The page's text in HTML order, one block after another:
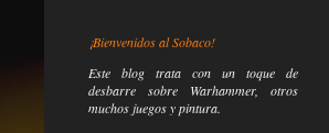
¡Bienvenidos al Sobaco!
Este blog trata con un toque de
desbarre sobre Warhammer, otros
muchos juegos y pintura.